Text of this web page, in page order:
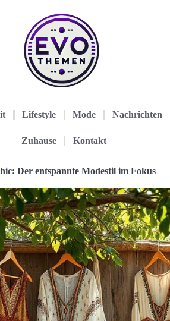
Lifestyle Mode Nachrichten
Zuhause Kontakt
Der entspannte Modestil im Fokus